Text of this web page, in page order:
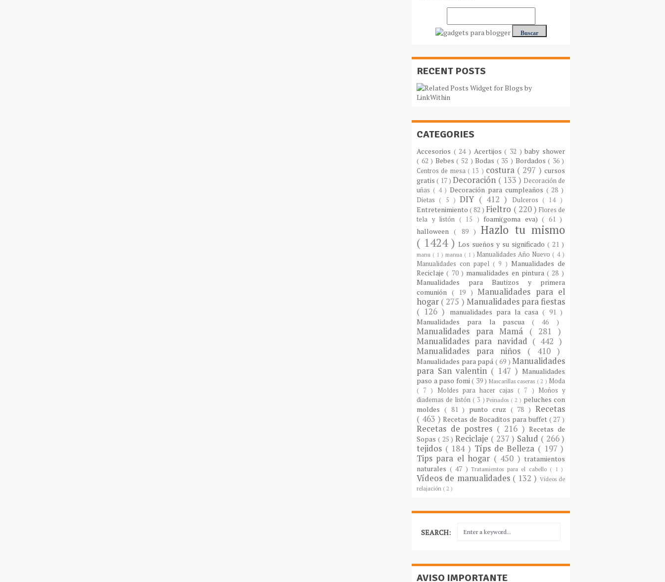
RECENT POSTS
CATEGORIES
Accesorios ( 24 ) Acertijos( 32 )baby shower
( 62 ) Bebes( 52 )Bodas ( 35 ) Bordados( 36 )
Centros de mesa ( 13 ) costura ( 297 )cursos
gratis( 17 )Decoración ( 133 ) Decoración de
uñas ( 4 )Decoración para cumpleaños ( 28 )
Dietas ( 5 )DIY ( 412 ) Dulceros ( 14 )
Entretenimiento( 82 ) Fieltro ( 220 ) Flores de
tela y listón ( 15 ) foami(goma eva)( 61 )
halloween( 89 )Hazlo tu mismo
( 1424 ) Los sueños y su significado ( 21 )
manu ( 1 ) manua ( 1 ) Manualidades Año Nuevo ( 4 )
Manualidades con papel ( 9 )Manualidades de
Reciclaje( 70 ) manualidades en pintura( 28 )
Manualidades para Bautizos y primera
comunión ( 19 ) Manualidades para el
hogar ( 275 ) Manualidades para fiestas
( 126 )
manualidades para la casa( 91 )
Manualidades para la pascua( 46 )
Manualidades para Mamá ( 281 )
Manualidades para navidad ( 442 )
Manualidades para niños ( 410 )
Manualidades para papá ( 69 ) Manualidades
para San valentin ( 147 ) Manualidades
paso a paso fomi( 39 ) Mascarillas caseras ( 2 ) Moda
( 7 ) Moldes para hacer cajas ( 7 ) Moños y
diademas de listón ( 3 )Peinados ( 2 ) peluches con
moldes ( 81 ) punto cruz ( 78 )Recetas
( 463 )Recetas de Bocaditos para buffet ( 27 )
Recetas de postres ( 216 )Recetas de
Sopas ( 25 ) Reciclaje ( 237 ) Salud ( 266 )
tejidos ( 184 ) Típs de Belleza ( 197 )
Tips para el hogar ( 450 )tratamientos
naturales ( 47 )Tratamientos para el cabello ( 1 )
Vídeos de manualidades ( 132 ) Vídeos de
relajación ( 2 )
SEARCH:
AVISO IMPORTANTE